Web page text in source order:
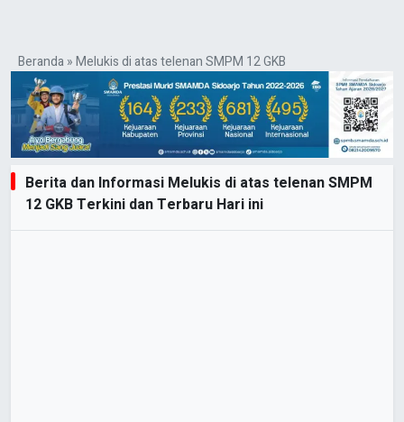
Beranda»Melukis di atas telenan SMPM 12 GKB
Berita dan Informasi Melukis di atas telenan SMPM
12 GKB Terkini dan Terbaru Hari ini